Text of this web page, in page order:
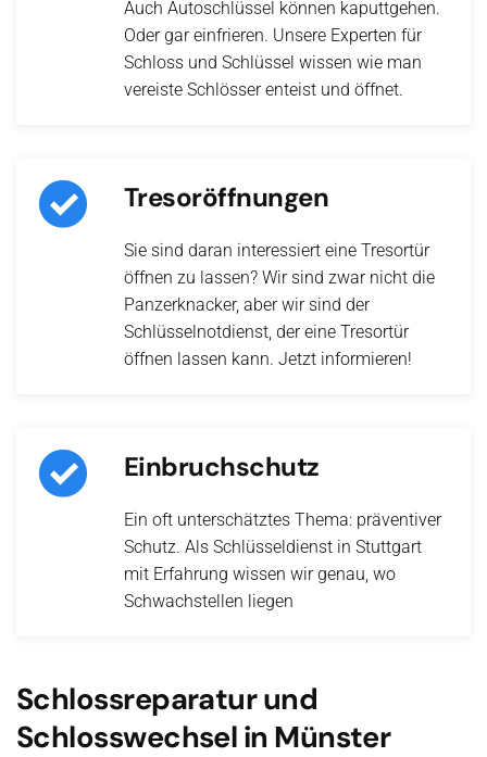
Auch Autoschlüssel können kaputtgehen.
Oder gar einfrieren. Unsere Experten für
Schloss und Schlüssel wissen wie man
vereiste Schlösser enteist und öffnet.
Tresoröffnungen
Sie sind daran interessiert eine Tresortür
öffnen zu lassen? Wir sind zwar nicht die
Panzerknacker, aber wir sind der
Schlüsselnotdienst, der eine Tresortür
öffnen lassen kann. Jetzt informieren!
Einbruchschutz
Ein oft unterschätztes Thema: präventiver
Schutz. Als Schlüsseldienst in Stuttgart
mit Erfahrung wissen wir genau, wo
Schwachstellen liegen
Schlossreparatur und
Schlosswechsel in Münster